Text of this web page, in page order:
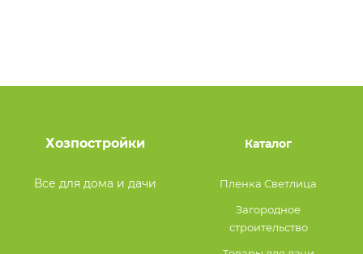
Хозпостройки
Все для дома и дачи
Каталог
Пленка Светлица
Загородное
строительство